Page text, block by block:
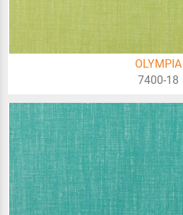
OLYMPIA
7400-18